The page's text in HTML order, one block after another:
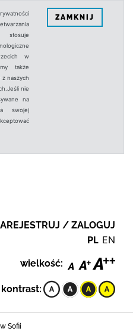
stosuje
w
także
z naszych
nie
na
swojej
ZAMKNIJ
/ ZALOGUJ
PL EN
wielkość:
kontrast:
Sofii